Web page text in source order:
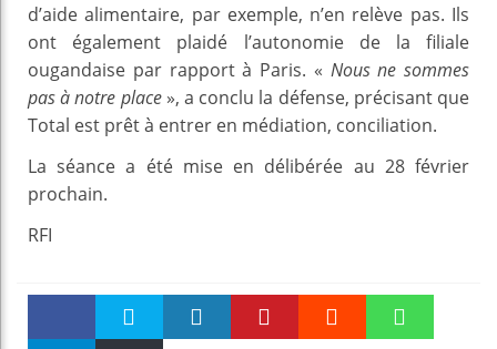
d’aide alimentaire, par exemple, n’en relève pas. Ils
ont également plaidé l’autonomie de la filiale
ougandaise par rapport à Paris. « Nous ne sommes
pas à notre place », a conclu la défense, précisant que
Total est prêt à entrer en médiation, conciliation.
La séance a été mise en délibérée au 28 février
prochain.
RFI